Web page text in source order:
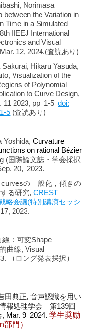
Norimasa
between the Variation in
Time in a Simulated
IIEEJ International
and Visual
12, 2024.(査読あり)
Sakurai, Hikaru Yasuda,
Visualization of the
of Polynomial
to Curve Design,
11 2023, pp. 1-5.doi:
5 (査読あり)
Yoshida,Curvature
on rational Bézier
(国際論文誌・学会採択
20, 2023.
の一般化，傾きの
する研究,CREST
略会議(特別講演セッシ
2023.
：可変Shape
曲線, Visual
（ロング発表採択）
田典正, 音声認識を用い
報処理学会 第139回
, Mar. 9, 2024.学生奨励
門）